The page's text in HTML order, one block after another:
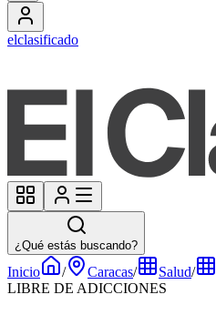
elclasificado
¿Qué estás buscando?
Inicio / Caracas/ Salud/
LIBRE DE ADICCIONES